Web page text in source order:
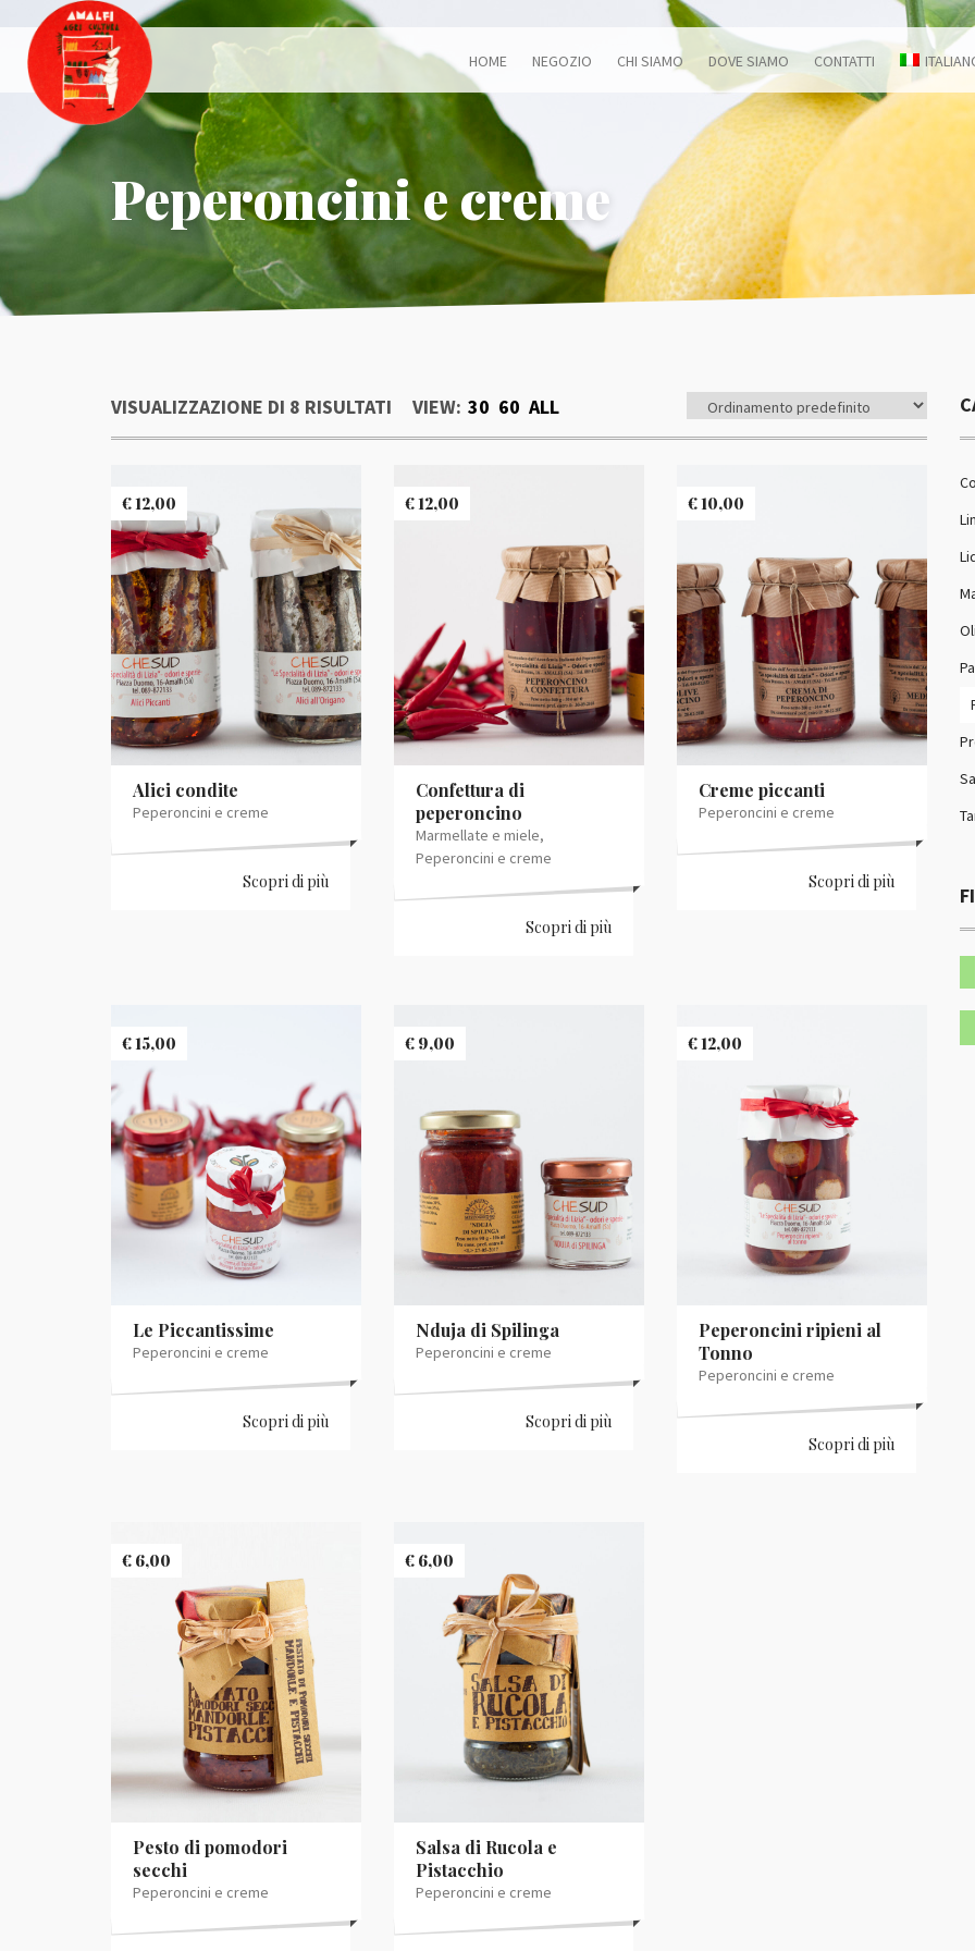
HOME NEGOZIO CHI SIAMO DOVE SIAMO CONTATTI
Peperoncini e creme
VISUALIZZAZIONE DI 8 RISULTATI VIEW: 30 60 ALL
€12,00
Alici condite
Peperoncini e creme
Scopri di più
€12,00
Confettura di
peperoncino
Marmellate e miele,
Peperoncini e creme
Scopri di più
€10,00
Creme piccanti
Peperoncini e creme
Scopri di più
€15,00
Le Piccantissime
Peperoncini e creme
Scopri di più
€9,00
Nduja di Spilinga
Peperoncini e creme
Scopri di più
€12,00
Peperoncini ripieni al
Tonno
Peperoncini e creme
Scopri di più
€ 6,00
Pesto di pomodori
secchi
Peperoncini e creme
€6,00
Salsa di Rucola e
Pistacchio
Peperoncini e creme